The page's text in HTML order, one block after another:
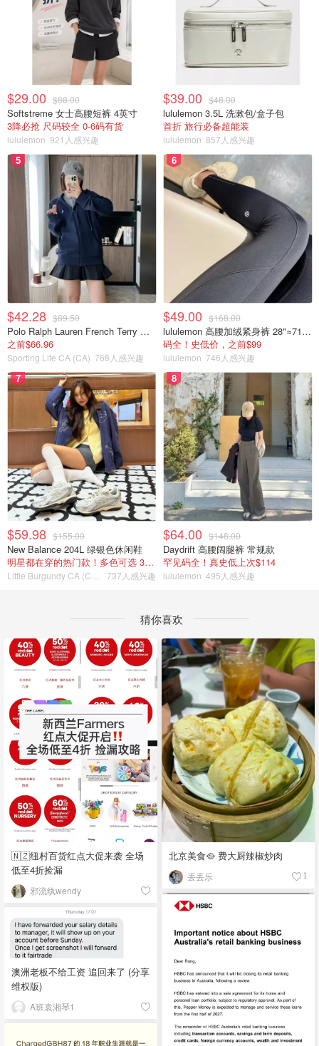
$29.00 $88.00
Softstreme 女士高腰短裤 4英寸
3降必抢 尺码较全 0-6码有货
lululemon 921人感兴趣
$39.00 $48.00
lululemon 3.5L 洗漱包/盒子包
首折 旅行必备超能装
lululemon 857人感兴趣
5
$42.28 $89.50
Polo Ralph Lauren French Terry 女童连帽卫衣 7-16码
之前$66.96
Sporting Life CA (CA) 768人感兴趣
6
$49.00 $168.00
lululemon 高腰加绒紧身裤 28"≈71cm 5个口袋
码全！史低价，之前$99
lululemon 746人感兴趣
7
$59.98 $155.00
New Balance 204L 绿银色休闲鞋
明星都在穿的热门款！多色可选 3.8折
737人感兴趣
8
$64.00 $148.00
Daydrift 高腰阔腿裤 常规款
罕见码全！真史低上次$114
lululemon 495人感兴趣
猜你喜欢
🇳🇿纽村百货红点大促来袭 全场
低至4折捡漏
邪流纨wendy
北京美食🥘 费大厨辣椒炒肉
丢丢乐 1
澳洲老板不给工资 追回来了 (分享
维权版)
A班袁湘琴1